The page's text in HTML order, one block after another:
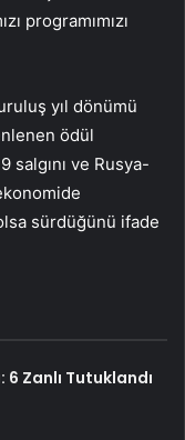
programımızı
yıl dönümü
ödül
salgını ve Rusya-
sürdüğünü ifade
Zanlı Tutuklandı